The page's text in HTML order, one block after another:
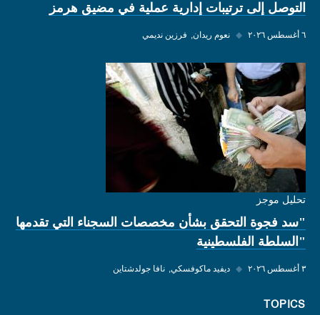
التوصل إلى ترتيبات إدارية عملية في مضيق هرمز
٦ أغسطس ٢٠٢٦ ◆ نعوم ريدان فرزين نديمي
تحليل موجز
"سد فجوة التحقق بشأن مخصصات السجناء التي تقدمها
"السلطة الفلسطينية
٣ أغسطس ٢٠٢٦ ◆ ديفيد ماكوفسكي نافا جولدشتاين
TOPICS